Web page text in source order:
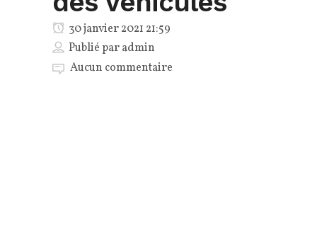
30 janvier 2021 21:59
Publié paradmin
Aucun commentaire